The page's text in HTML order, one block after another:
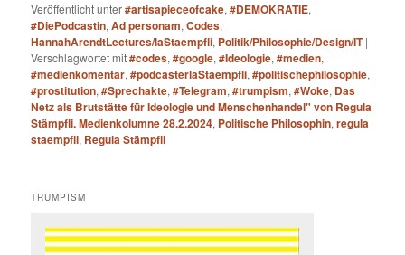
Veröffentlicht unter#artisapieceofcake,#DEMOKRATIE,
#DiePodcastin,Ad personam,Codes,
HannahArendtLectures/laStaempfli, Politik/Philosophie/Design/IT |
Verschlagwortet mit#codes,#google,#Ideologie,#medien,
#medienkomentar,#podcasterlaStaempfli,#politischephilosophie,
#prostitution,#Sprechakte,#Telegram,#trumpism,#Woke, Das
Netz als Brutstätte für Ideologie und Menschenhandel" von Regula
Stämpfli. Medienkolumne 28.2.2024, Politische Philosophin,regula
staempfli, Regula Stämpfli
TRUMPISM